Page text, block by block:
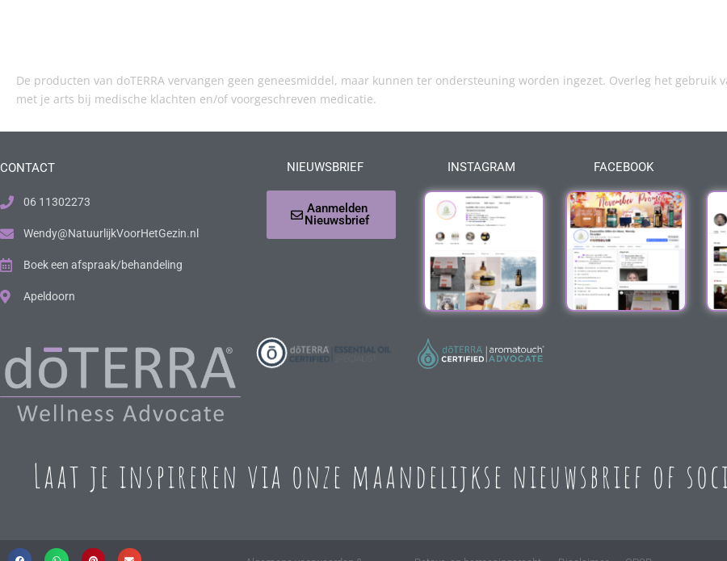
De producten van doTERRA vervangen geen geneesmiddel, maar kunnen ter ondersteuning worden ingezet. Overleg het gebruik
met je arts bij medische klachten en/of voorgeschreven medicatie.
CONTACT
06 11302273
Wendy@NatuurlijkVoorHetGezin.nl
Boek een afspraak/behandeling
Apeldoorn
NIEUWSBRIEF
Aanmelden
Nieuwsbrief
INSTAGRAM FACEBOOK
Laat je inspireren via onze maandelijkse nieuwsbrief of